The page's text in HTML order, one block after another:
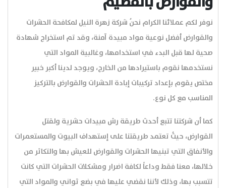
نوفر لكم عملائنا الكرام نحنُ شركة زهرة النيل لمكافحة الحشرات
والقوارض أفضل نوعية مواد مبيدة آمنة، وقد تم استخراج شهادة
صحية لها قبل البدء في استخدامها، وغالبية المواد التي
نستخدمها نقوم باستيرادها من الخارج، ويوجد لدينا أكبر خبير
مختص يقوم بإعداد تركيبات إبادة الحشرات والقوارض بالتركيز
المناسب مع كل نوع.
كما أن شركتنا تتبع أحدث طريقة رش مبيدات حشرية ولقتل
القوارض، حيثُ تعتمد طريقتنا على إستهداف البيوت والمستعمرات
والأنفاق التي تبنيها الحشرات والقوارض للعيش بها والتكاثر من
خلالها، معنا فقط وداعاً لكافة اضرار ومشكلات الحشرات التي كانت
تتسبب بها، وذلك لأننا نقضي عليها في بضع ثواني والمواد التي